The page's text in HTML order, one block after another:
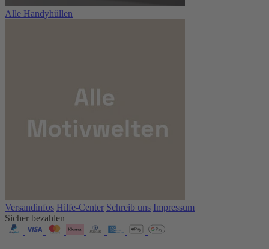
Alle Handyhüllen
Versandinfos Hilfe-Center Schreib uns Impressum
Sicher bezahlen